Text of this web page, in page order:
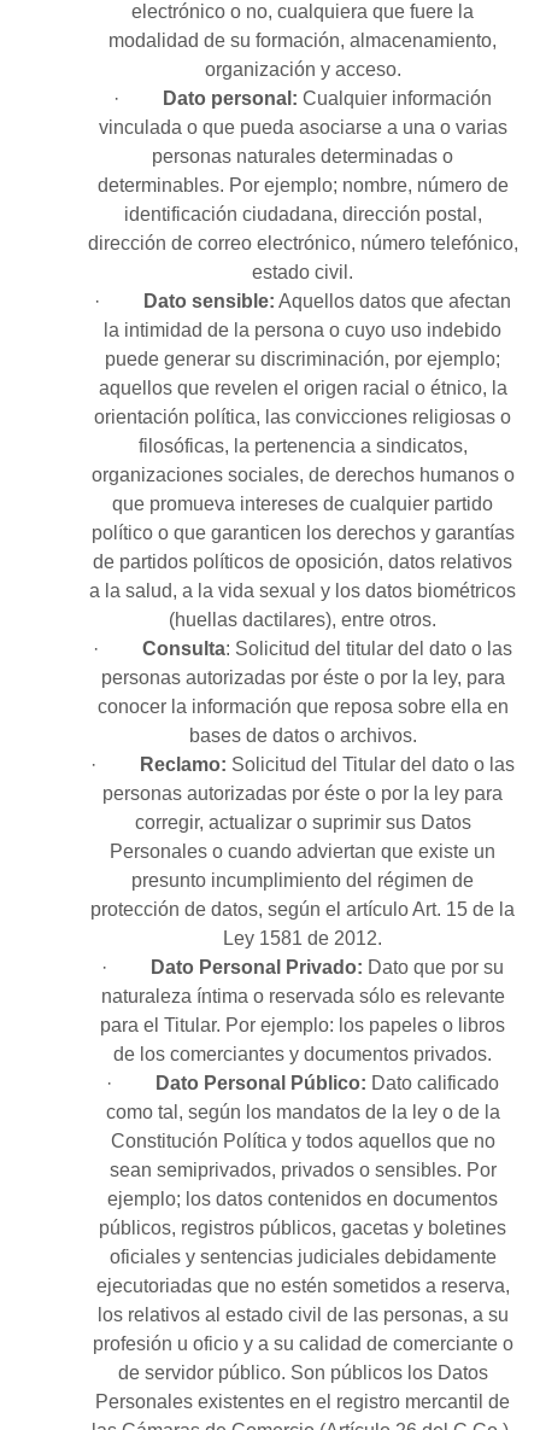
electrónico o no, cualquiera que fuere la
modalidad de su formación, almacenamiento,
organización y acceso.
·
Dato personal:Cualquier información
vinculada o que pueda asociarse a una o varias
personas naturales determinadas o
determinables. Por ejemplo; nombre, número de
identificación ciudadana, dirección postal,
dirección de correo electrónico, número telefónico,
estado civil.
·
Dato sensible: Aquellos datos que afectan
la intimidad de la persona o cuyo uso indebido
puede generar su discriminación, por ejemplo;
aquellos que revelen el origen racial o étnico, la
orientación política, las convicciones religiosas o
filosóficas, la pertenencia a sindicatos,
organizaciones sociales, de derechos humanos o
que promueva intereses de cualquier partido
político o que garanticen los derechos y garantías
de partidos políticos de oposición, datos relativos
a la salud, a la vida sexual y los datos biométricos
(huellas dactilares), entre otros.
·Consulta: Solicitud del titular del dato o las
personas autorizadas por éste o por la ley, para
conocer la información que reposa sobre ella en
bases de datos o archivos.
·
Reclamo: Solicitud del Titular del dato o las
personas autorizadas por éste o por la ley para
corregir, actualizar o suprimir sus Datos
Personales o cuando adviertan que existe un
presunto incumplimiento del régimen de
protección de datos, según el artículo Art. 15 de la
Ley 1581 de 2012.
·
Dato Personal Privado: Dato que por su
naturaleza íntima o reservada sólo es relevante
para el Titular. Por ejemplo: los papeles o libros
de los comerciantes y documentos privados.
·
Dato Personal Público: Dato calificado
como tal, según los mandatos de la ley o de la
Constitución Política y todos aquellos que no
sean semiprivados, privados o sensibles. Por
ejemplo; los datos contenidos en documentos
públicos, registros públicos, gacetas y boletines
oficiales y sentencias judiciales debidamente
ejecutoriadas que no estén sometidos a reserva,
los relativos al estado civil de las personas, a su
profesión u oficio y a su calidad de comerciante o
de servidor público. Son públicos los Datos
Personales existentes en el registro mercantil de